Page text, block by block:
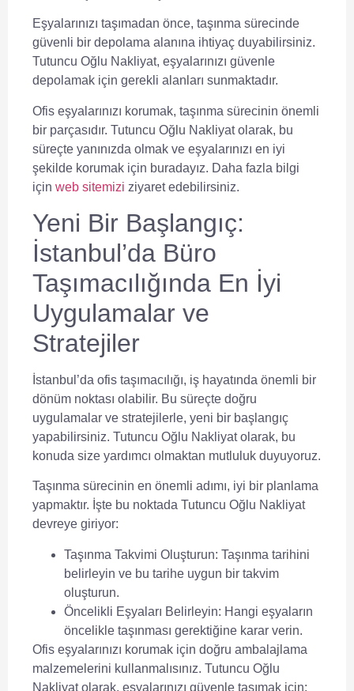
Eşyalarınızı taşımadan önce, taşınma sürecinde
güvenli bir depolama alanına ihtiyaç duyabilirsiniz.
Tutuncu Oğlu Nakliyat, eşyalarınızı güvenle
depolamak için gerekli alanları sunmaktadır.
Ofis eşyalarınızı korumak, taşınma sürecinin önemli
bir parçasıdır. Tutuncu Oğlu Nakliyatolarak, bu
süreçte yanınızda olmak ve eşyalarınızı en iyi
şekilde korumak için buradayız. Daha fazla bilgi
için web sitemizi ziyaret edebilirsiniz.
Yeni Bir Başlangıç:
İstanbul’da Büro
Taşımacılığında En İyi
Uygulamalar ve
Stratejiler
İstanbul’da ofis taşımacılığı, iş hayatında önemli bir
dönüm noktası olabilir. Bu süreçte doğru
uygulamalar ve stratejilerle, yeni bir başlangıç
yapabilirsiniz. Tutuncu Oğlu Nakliyatolarak, bu
konuda size yardımcı olmaktan mutluluk duyuyoruz.
Taşınma sürecinin en önemli adımı, iyi bir planlama
yapmaktır. İşte bu noktada Tutuncu Oğlu Nakliyat
devreye giriyor:
Taşınma Takvimi Oluşturun: Taşınma tarihini
belirleyin ve bu tarihe uygun bir takvim
oluşturun.
Öncelikli Eşyaları Belirleyin: Hangi eşyaların
öncelikle taşınması gerektiğine karar verin.
Ofis eşyalarınızı korumak için doğru ambalajlama
malzemelerini kullanmalısınız. Tutuncu Oğlu
Nakliyatolarak, eşyalarınızı güvenle taşımak için: